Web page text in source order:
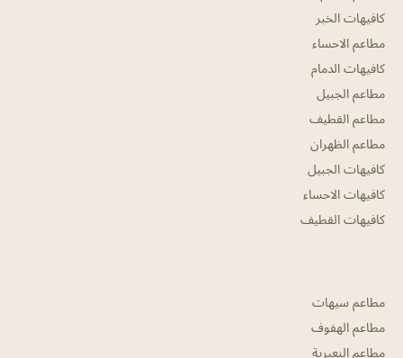
كافيهات الخبر
مطاعم الاحساء
كافيهات الدمام
مطاعم الجبيل
مطاعم القطيف
مطاعم الظهران
كافيهات الجبيل
كافيهات الاحساء
كافيهات القطيف
مطاعم سيهات
مطاعم الهفوف
مطاعم النعيرية